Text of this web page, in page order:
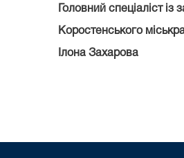
Головний спеціаліст із
Коростенського
Ілона Захарова